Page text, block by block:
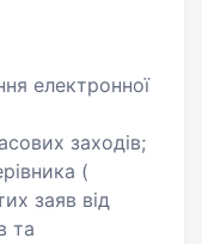
електронної
заходів;
(
заяв від
та